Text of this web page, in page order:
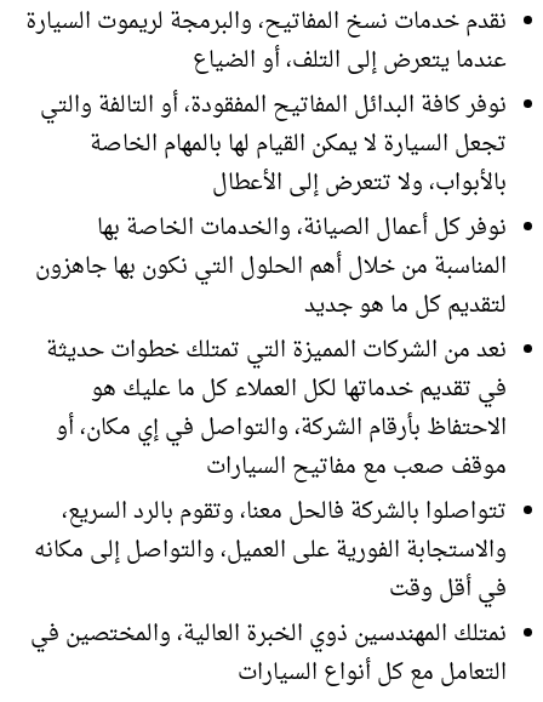
نقدم خدمات نسخ المفاتيح، والبرمجة لريموت السيارة
عندما يتعرض إلى التلف، أو الضياع
نوفر كافة البدائل المفاتيح المفقودة، أو التالفة والتي
تجعل السيارة لا يمكن القيام لها بالمهام الخاصة
بالأبواب، ولا تتعرض إلى الأعطال
نوفر كل أعمال الصيانة، والخدمات الخاصة بها
المناسبة من خلال أهم الحلول التي نكون بها جاهزون
لتقديم كل ما هو جديد
نعد من الشركات المميزة التي تمتلك خطوات حديثة
في تقديم خدماتها لكل العملاء كل ما عليك هو
الاحتفاظ بأرقام الشركة، والتواصل في إي مكان، أو
موقف صعب مع مفاتيح السيارات
تتواصلوا بالشركة فالحل معنا، وتقوم بالرد السريع،
والاستجابة الفورية على العميل، والتواصل إلى مكانه
في أقل وقت
نمتلك المهندسين ذوي الخبرة العالية، والمختصين في
التعامل مع كل أنواع السيارات